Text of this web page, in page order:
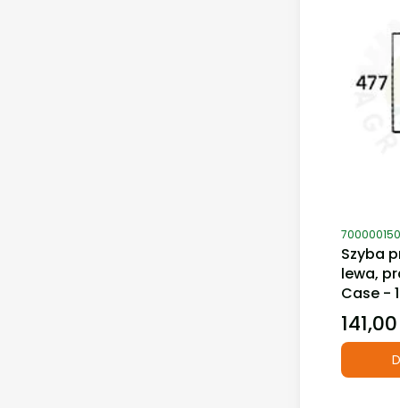
Kod
700000150
Szyba
lewa,
Case -
Cena
141,00